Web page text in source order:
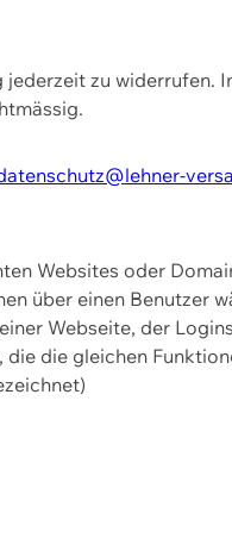
zu widerrufen.
Websites oder
über einen Benutzer
Webseite, der
die gleichen